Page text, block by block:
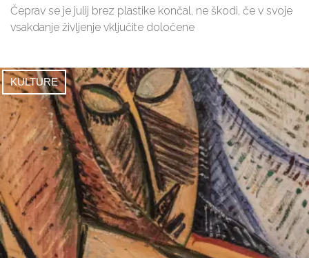
Čeprav se je julij brez plastike končal, ne škodi, če v svoje
vsakdanje življenje vključite določene
KULTURE